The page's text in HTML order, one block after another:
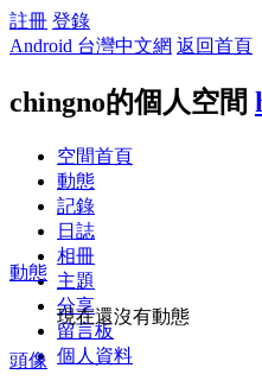
註冊 登錄
Android 台灣中文網 返回首頁
chingno的個人空間
空間首頁
動態
記錄
日誌
相冊
主題
分享
留言板
個人資料
動態
現在還沒有動態
頭像